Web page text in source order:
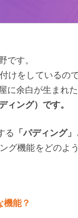
です。
けをしているの
に余白が生まれ
ィング）です。
る 「パディング」
グ機能をどのよ
機能？